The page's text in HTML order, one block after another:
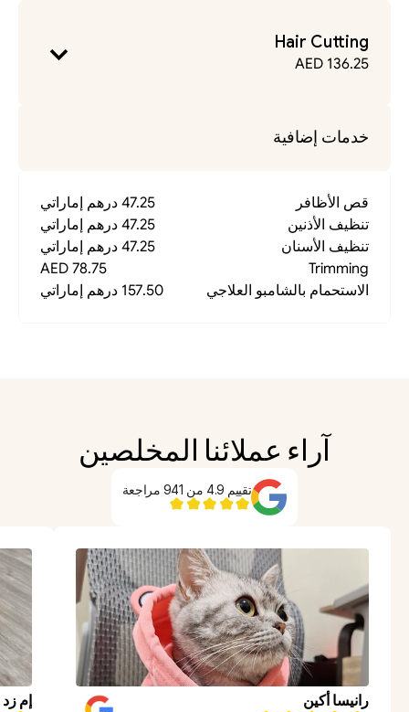
Hair Cutting
136.25 AED
خدمات إضافية
قص الأظافر
47.25 درهم إماراتي
تنظيف الأذنين
47.25 درهم إماراتي
تنظيف الأسنان
47.25 درهم إماراتي
Trimming
78.75 AED
الاستحمام بالشامبو العلاجي
157.50 درهم إماراتي
آراء عملائنا المخلصين
تقييم 4.9 من 941 مراجعة
رانيسا أكين
إم زد